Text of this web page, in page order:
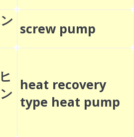
screw pump
heat recovery
type heat pump